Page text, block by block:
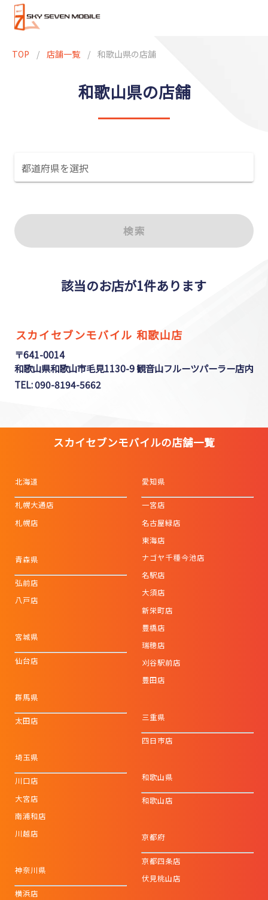
TOP / 店舗一覧 / 和歌山県の店舗
和歌山県の店舗
都道府県を選択
検索
該当のお店が1件あります
スカイセブンモバイル 和歌山店
〒641-0014
和歌山県和歌山市毛見1130-9 観音山フルーツパーラー店内
TEL: 090-8194-5662
スカイセブンモバイルの店舗一覧
北海道
札幌大通店
札幌店
青森県
弘前店
八戸店
宮城県
仙台店
群馬県
太田店
埼玉県
川口店
大宮店
南浦和店
川越店
神奈川県
横浜店
愛知県
一宮店
名古屋緑店
東海店
ナゴヤ千種今池店
名駅店
大須店
新栄町店
豊橋店
瑞穂店
刈谷駅前店
豊田店
三重県
四日市店
和歌山県
和歌山店
京都府
京都四条店
伏見桃山店